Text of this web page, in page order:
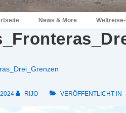
News & More
RIJO VERÖFFENTLICHT IN